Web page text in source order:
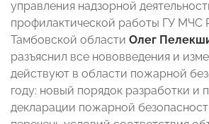
управления надзорной
профилактической работы ГУ МЧС
Тамбовской области Олег
разъяснил все нововведения и
действуют в области пожарной
году: новый порядок разработки и
декларации пожарной